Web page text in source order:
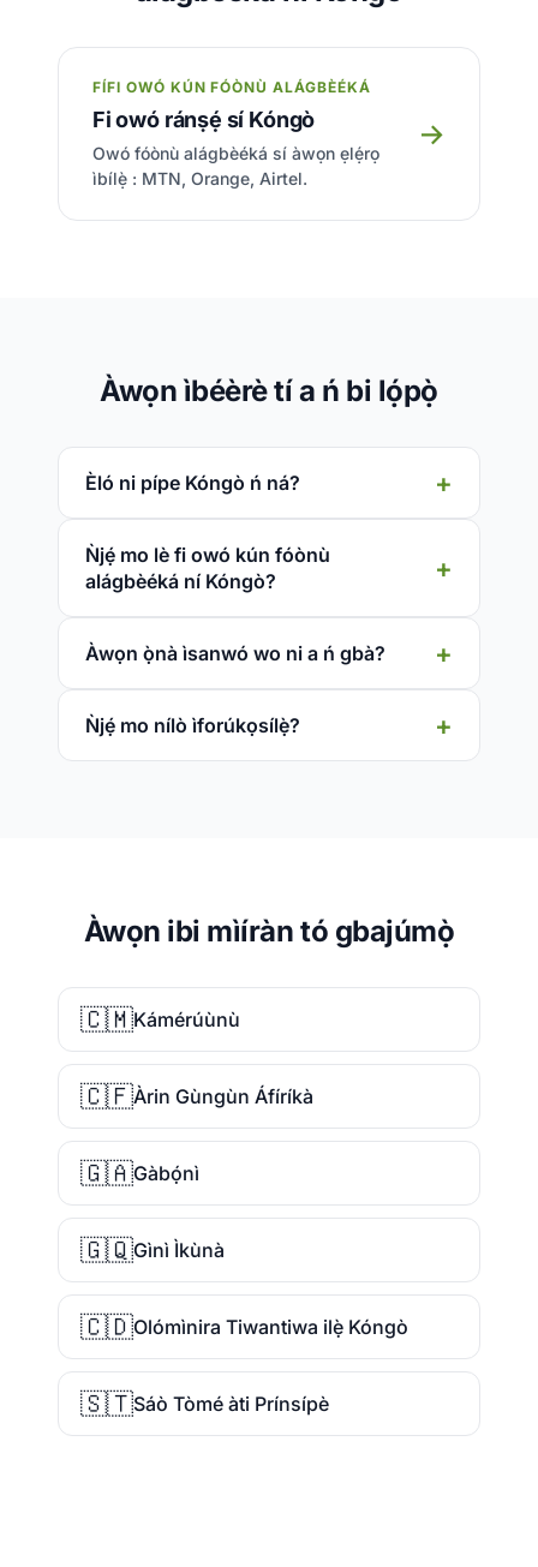
FÍFI OWÓ KÚN FÓÒNÙ ALÁGBÈÉKÁ
Fi owó ránṣẹ́ sí Kóngò
Owó fóònù alágbèéká sí àwọn ẹlẹ́rọ
ìbílẹ̀ : MTN, Orange, Airtel.
→
Àwọn ìbéèrè tí a ń bi lọ́pọ̀
Èló ni pípe Kóngò ń ná?
Ǹjẹ́ mo lè fi owó kún fóònù
alágbèéká ní Kóngò?
Àwọn ọ̀nà ìsanwó wo ni a ń gbà?
Ǹjẹ́ mo nílò ìforúkọsílẹ̀?
Àwọn ibi mìíràn tó gbajúmọ̀
🇨🇲Kámérúùnù
🇨🇫Àrin Gùngùn Áfíríkà
🇬🇦Gàbọ́nì
🇬🇶Gìnì Ìkùnà
🇨🇩Olómìnira Tiwantiwa ilẹ̀ Kóngò
🇸🇹Sáò Tòmé àti Prínsípè